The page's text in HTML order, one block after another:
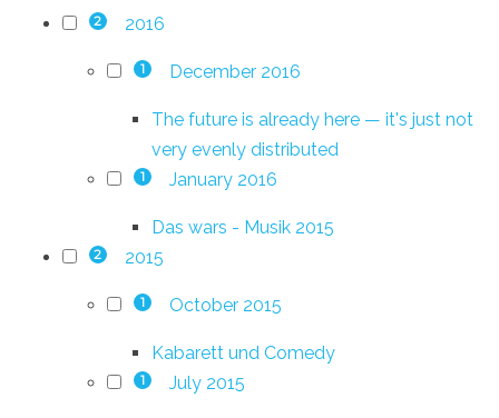
2 2016
1 December 2016
The future is already here — it's just not
very evenly distributed
1 January 2016
Das wars - Musik 2015
2 2015
1 October 2015
Kabarett und Comedy
1 July 2015